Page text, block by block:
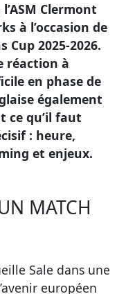
Clermont
à l’occasion de
Cup 2025-2026.
réaction à
en phase de
également
ce qu’il faut
: heure,
et enjeux.
MATCH
Sale dans une
européen